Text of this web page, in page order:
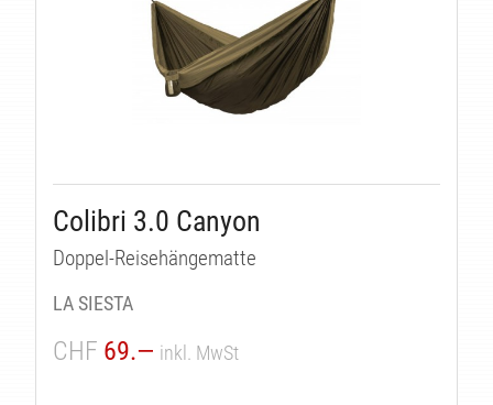
Colibri 3.0 Canyon
Doppel-Reisehängematte
LA SIESTA
CHF 69.— inkl. MwSt